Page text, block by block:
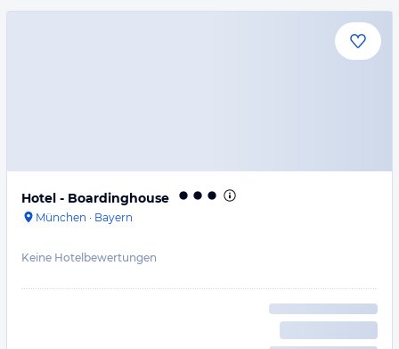
Hotel - Boardinghouse
München · Bayern
Keine Hotelbewertungen